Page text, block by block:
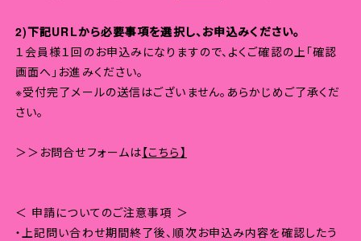
2)下記URLから必要事項を選択し、お申込みください。
１会員様１回のお申込みになりますので、よくご確認の上「確認
画面へ」お進みください。
※受付完了メールの送信はございません。あらかじめご了承くだ
さい。
＞＞お問合せフォームは【こちら】
＜ 申請についてのご注意事項 ＞
・上記問い合わせ期間終了後、順次お申込み内容を確認したう